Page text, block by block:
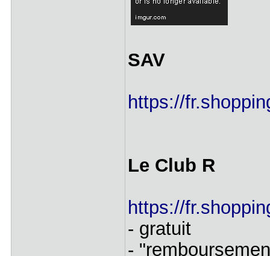
SAV
https://
Le Club R
https://
- gratuit
-